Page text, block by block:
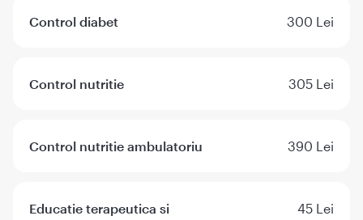
Control diabet 300 Lei
Control nutritie 305 Lei
Control nutritie ambulatoriu 390 Lei
Educatie terapeutica si
45 Lei